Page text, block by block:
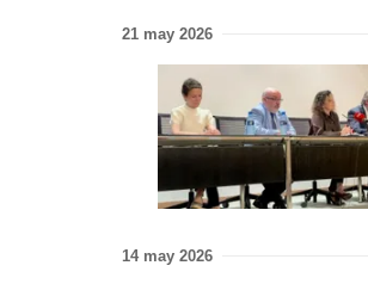
21 may 2026
14 may 2026